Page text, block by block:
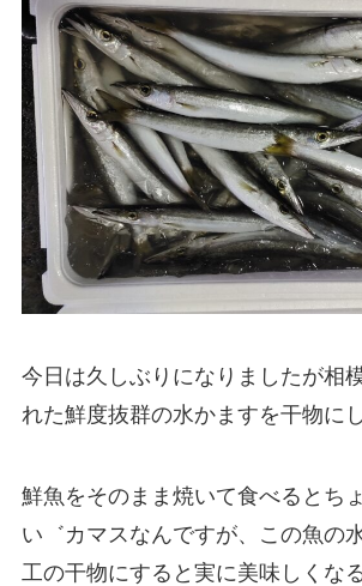
今日は久しぶりになりましたが相
れた鮮度抜群の水かますを干物に
鮮魚をそのまま焼いて食べるとち
い゛カマスなんですが、この魚の
工の干物にすると実に美味しくな